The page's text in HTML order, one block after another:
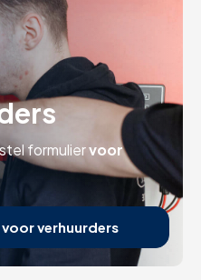
formuliervoor
verhuurders